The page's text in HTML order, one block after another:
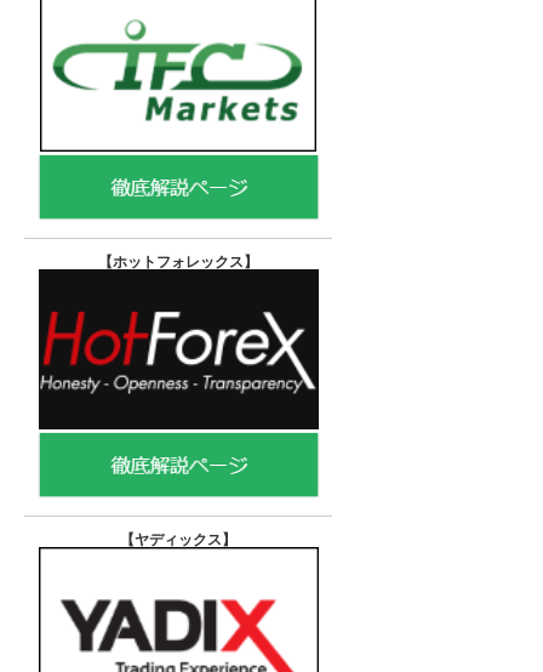
【ホットフォレックス 】
【ヤディックス 】